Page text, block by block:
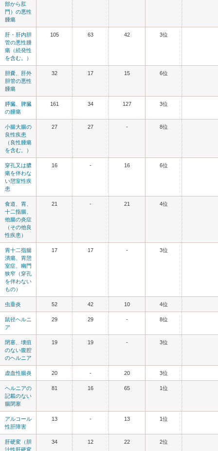
部から肛
門）の悪性
腫瘍
肝・肝内胆
管の悪性腫
瘍（続発性
を含む。）
105 63 42 3位
胆嚢、肝外
胆管の悪性
腫瘍
32 17 15 6位
膵臓、脾臓
の腫瘍
161 34 127 3位
小腸大腸の
良性疾患
（良性腫瘍
を含む。）
27 27 - 8位
穿孔又は膿
瘍を伴わな
い憩室性疾
患
16 - 16 6位
食道、胃、
十二指腸、
他腸の炎症
（その他良
性疾患）
21 - 21 4位
胃十二指腸
潰瘍、胃憩
室症、幽門
狭窄（穿孔
を伴わない
もの）
17 17 - 3位
虫垂炎 52 42 10 4位
鼠径ヘルニ
ア
29 29 - 8位
閉塞、壊疽
のない腹腔
のヘルニア
19 19 - 3位
虚血性腸炎 20 - 20 3位
ヘルニアの
記載のない
腸閉塞
81 16 65 1位
アルコール
性肝障害
13 - 13 1位
肝硬変（胆
汁性肝硬変
34 12 22 2位